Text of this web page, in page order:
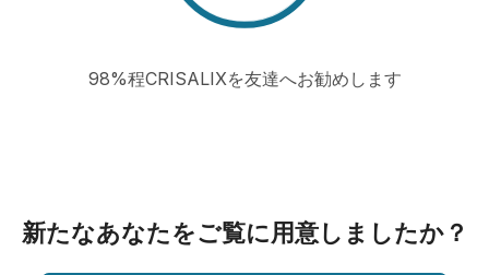
98%程CRISALIXを友達へお勧めします
新たなあなたをご覧に用意しましたか？